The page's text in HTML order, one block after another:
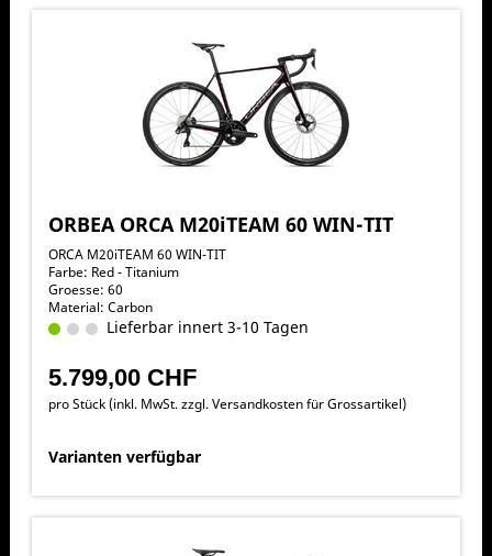
ORBEA ORCA M20iTEAM 60 WIN-TIT
ORCA M20iTEAM 60 WIN-TIT
Farbe: Red - Titanium
Groesse: 60
Material: Carbon
Lieferbar innert 3-10 Tagen
5.799,00 CHF
pro Stück (inkl. MwSt. zzgl.Versandkosten für Grossartikel)
Varianten verfügbar